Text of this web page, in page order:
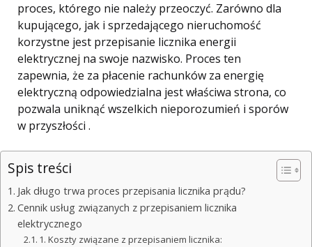
proces, którego nie należy przeoczyć. Zarówno dla
kupującego, jak i sprzedającego nieruchomość
korzystne jest przepisanie licznika energii
elektrycznej na swoje nazwisko. Proces ten
zapewnia, że ​​za płacenie rachunków za energię
elektryczną odpowiedzialna jest właściwa strona, co
pozwala uniknąć wszelkich nieporozumień i sporów
w przyszłości .
Spis treści
Jak długo trwa proces przepisania licznika prądu?
Cennik usług związanych z przepisaniem licznika
elektrycznego
1. Koszty związane z przepisaniem licznika: